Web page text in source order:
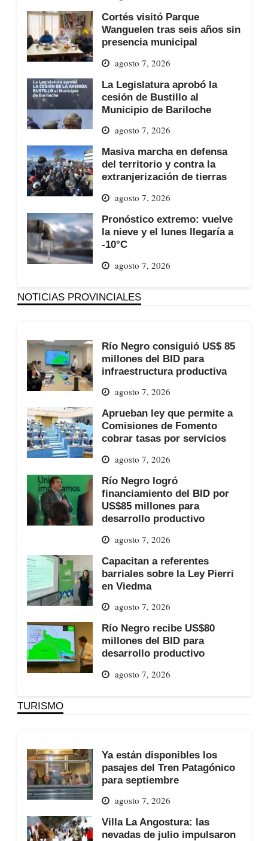
Cortés visitó Parque
Wanguelen tras seis años sin
presencia municipal
agosto 7, 2026
La Legislatura aprobó la
cesión de Bustillo al
Municipio de Bariloche
agosto 7, 2026
Masiva marcha en defensa
del territorio y contra la
extranjerización de tierras
agosto 7, 2026
Pronóstico extremo: vuelve
la nieve y el lunes llegaría a
-10°C
agosto 7, 2026
NOTICIAS PROVINCIALES
Río Negro consiguió US$ 85
millones del BID para
infraestructura productiva
agosto 7, 2026
Aprueban ley que permite a
Comisiones de Fomento
cobrar tasas por servicios
agosto 7, 2026
Río Negro logró
financiamiento del BID por
US$85 millones para
desarrollo productivo
agosto 7, 2026
Capacitan a referentes
barriales sobre la Ley Pierri
en Viedma
agosto 7, 2026
Río Negro recibe US$80
millones del BID para
desarrollo productivo
agosto 7, 2026
TURISMO
Ya están disponibles los
pasajes del Tren Patagónico
para septiembre
agosto 7, 2026
Villa La Angostura: las
nevadas de julio impulsaron